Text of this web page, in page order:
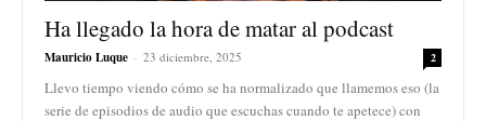
Ha llegado la hora de matar al podcast
Mauricio Luque - 23 diciembre, 2025 2
Llevo tiempo viendo cómo se ha normalizado que llamemos eso (la
serie de episodios de audio que escuchas cuando te apetece) con